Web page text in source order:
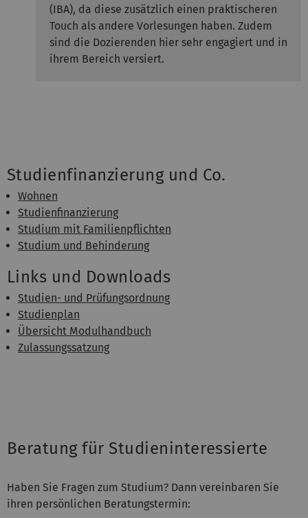
(IBA), da diese zusätzlich einen praktischeren
Touch als andere Vorlesungen haben. Zudem
sind die Dozierenden hier sehr engagiert und in
ihrem Bereich versiert.
Studienfinanzierung und Co.
Wohnen
Studienfinanzierung
Studium mit Familienpflichten
Studium und Behinderung
Links und Downloads
Studien- und Prüfungsordnung
Studienplan
Übersicht Modulhandbuch
Zulassungssatzung
Beratung für Studieninteressierte
Haben Sie Fragen zum Studium? Dann vereinbaren Sie
ihren persönlichen Beratungs­termin: